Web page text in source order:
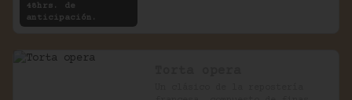
48hrs. de
anticipación.